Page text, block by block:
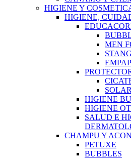
HIGIENE Y
HIGIENE,
MEN
HIGIENE
HIGIENE
SALUD E
CHAMPU Y
PETUXE
BUBBLES